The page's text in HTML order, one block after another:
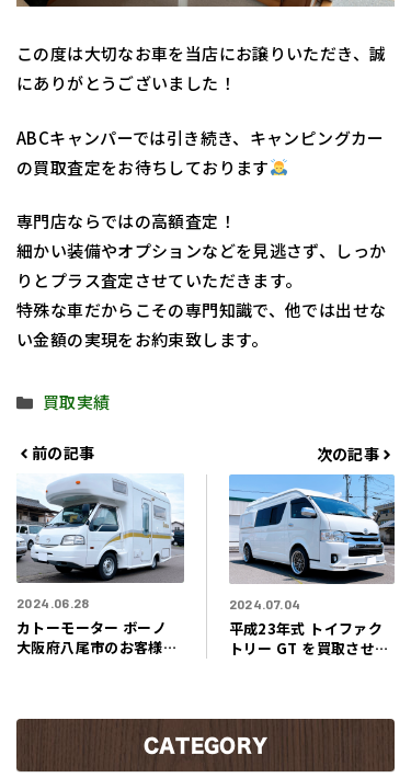
この度は大切なお車を当店にお譲りいただき、誠
にありがとうございました！
ABCキャンパーでは引き続き、キャンピングカー
の買取査定をお待ちしております
専門店ならではの高額査定！
細かい装備やオプションなどを見逃さず、しっか
りとプラス査定させていただきます。
特殊な車だからこその専門知識で、他では出せな
い金額の実現をお約束致します。
カ
ゴ
ー
買取実績
前の記事
2024.06.28
カトーモーター ボーノ
大阪府八尾市のお客様よ
のあるインテリアが素敵
なキャブコンです！
次の記事
2024.07.04
平成23年式 トイファク
トリー GT を買取させて
です！
CATEGORY